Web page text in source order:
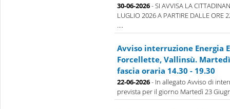
30-06-2026- SI AVVISA LA
LUGLIO 2026 A PARTIRE DALLE ORE
....
Avviso interruzione Energia
Forcellette, Vallinsù.
fascia oraria 14.30 - 19.30
22-06-2026- In allegato Avviso di
prevista per il giorno Martedì 23